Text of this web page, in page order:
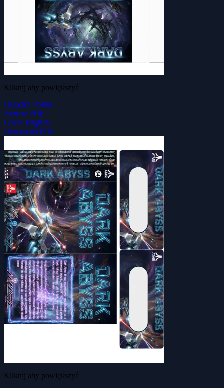
Kliknij aby powiększyć
Okładka Polski
Pobierz PDF
Cover English
Download PDF
Kliknij aby powiększyć